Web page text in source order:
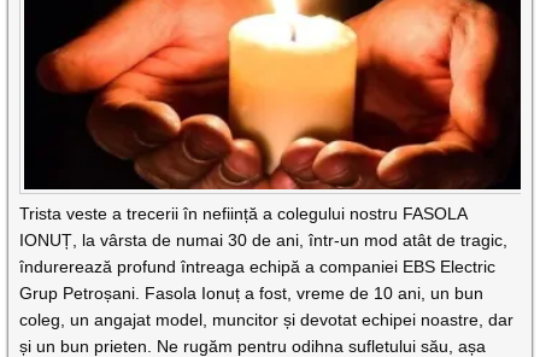
Trista veste a trecerii în neființă a colegului nostru FASOLA
IONUȚ, la vârsta de numai 30 de ani, într-un mod atât de tragic,
îndurerează profund întreaga echipă a companiei EBS Electric
Grup Petroșani. Fasola Ionuț a fost, vreme de 10 ani, un bun
coleg, un angajat model, muncitor și devotat echipei noastre, dar
și un bun prieten. Ne rugăm pentru odihna sufletului său, așa